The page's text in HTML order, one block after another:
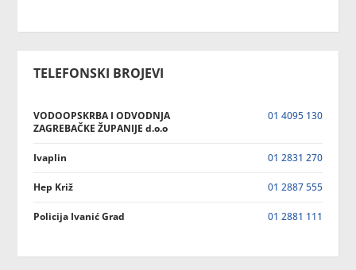
TELEFONSKI BROJEVI
VODOOPSKRBA I ODVODNJA
ZAGREBAČKE ŽUPANIJE d.o.o
01 4095 130
Ivaplin 01 2831 270
Hep Križ 01 2887 555
Policija Ivanić Grad 01 2881 111